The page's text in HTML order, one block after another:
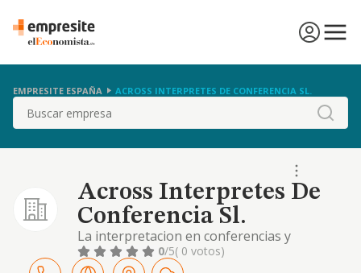
EMPRESITE ESPAÑA ACROSS INTERPRETES DE CONFERENCIA SL.
Buscar
Across Interpretes De
Conferencia Sl.
La interpretacion en conferencias y
organizacion de eventos empresariales.
0/5( 0 votos)